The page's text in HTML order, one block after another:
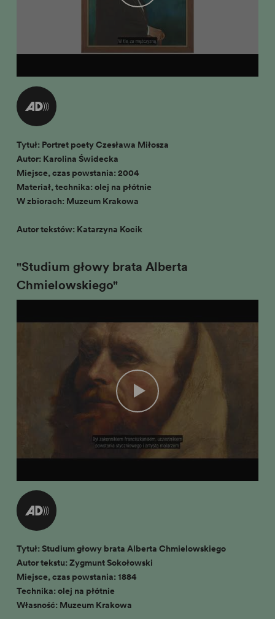
Tytuł: Portret poety Czesława Miłosza
Autor: Karolina Świdecka
Miejsce, czas powstania: 2004
Materiał, technika: olej na płótnie
W zbiorach: Muzeum Krakowa
Autor tekstów: Katarzyna Kocik
"Studium głowy brata Alberta
Chmielowskiego"
Tytuł: Studium głowy brata Alberta Chmielowskiego
Autor tekstu: Zygmunt Sokołowski
Miejsce, czas powstania: 1884
Technika: olej na płótnie
Własność: Muzeum Krakowa